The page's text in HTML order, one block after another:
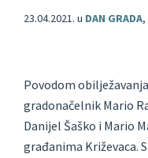
23.04.2021. u DAN GRADA,
Povodom
gradonačelnik Mario
Danijel Šaško i Mario
građanima Križevaca.